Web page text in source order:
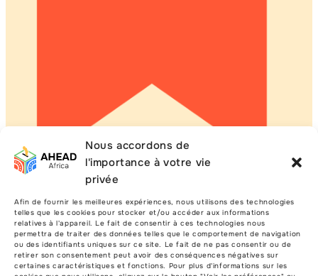
Nous accordons de
l'importance à votre vie
privée
Afin de fournir les meilleures expériences, nous utilisons des technologies
telles que les cookies pour stocker et/ou accéder aux informations
relatives à l'appareil. Le fait de consentir à ces technologies nous
permettra de traiter des données telles que le comportement de navigation
ou des identifiants uniques sur ce site. Le fait de ne pas consentir ou de
retirer son consentement peut avoir des conséquences négatives sur
certaines caractéristiques et fonctions. Pour plus d'informations sur les
Andrew Songa et Makda Tessema
Renforcer la gouvernance démocratique
en Afrique grâce aux rapports de
l'ACDEG